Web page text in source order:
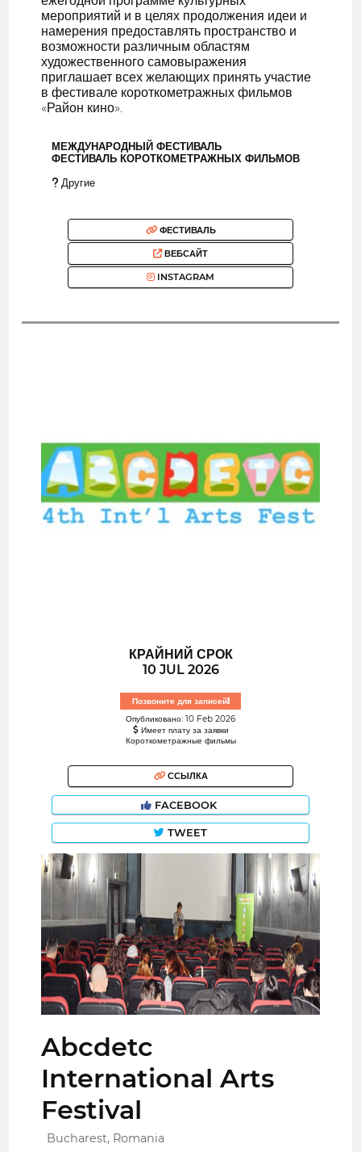
мероприятий и в целях продолжения идеи и
намерения предоставлять пространство и
возможности различным областям
художественного самовыражения
приглашает всех желающих принять участие
в фестивале короткометражных фильмов
«Район кино».
МЕЖДУНАРОДНЫЙ ФЕСТИВАЛЬ
ФЕСТИВАЛЬ КОРОТКОМЕТРАЖНЫХ ФИЛЬМОВ
Другие
ФЕСТИВАЛЬ
ВЕБСАЙТ
INSTAGRAM
КРАЙНИЙ СРОК
10 JUL 2026
Позвоните для записей!
Опубликовано: 10 Feb 2026
Имеет плату за заявки
Короткометражные фильмы
ССЫЛКА
FACEBOOK
TWEET
Abcdetc
International Arts
Festival
Bucharest, Romania